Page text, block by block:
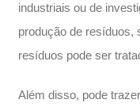
industriais ou de
produção de resíduos,
resíduos pode ser
Além disso, pode